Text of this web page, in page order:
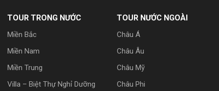
TOUR TRONG NƯỚC
Miền Bắc
Miền Nam
Miền Trung
Villa – Biệt Thự Nghỉ Dưỡng
TOUR NƯỚC NGOÀI
Châu Á
Châu Âu
Châu Mỹ
Châu Phi